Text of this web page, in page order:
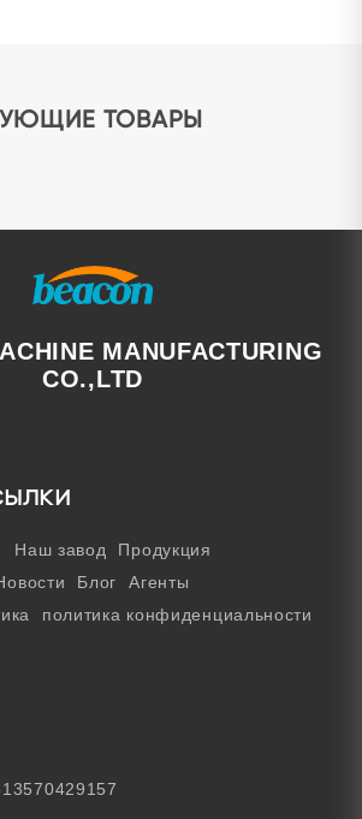
ТОВАРЫ
MANUFACTURING
CO.,LTD
Наш завод
Продукция
Блог
Агенты
политика конфиденциальности